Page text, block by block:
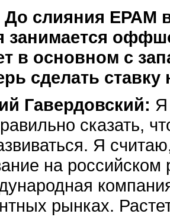
До слияния ЕРАМ
занимается
в основном с
сделать
Гавердовский: Я
сказать,
Я
на
рынках.